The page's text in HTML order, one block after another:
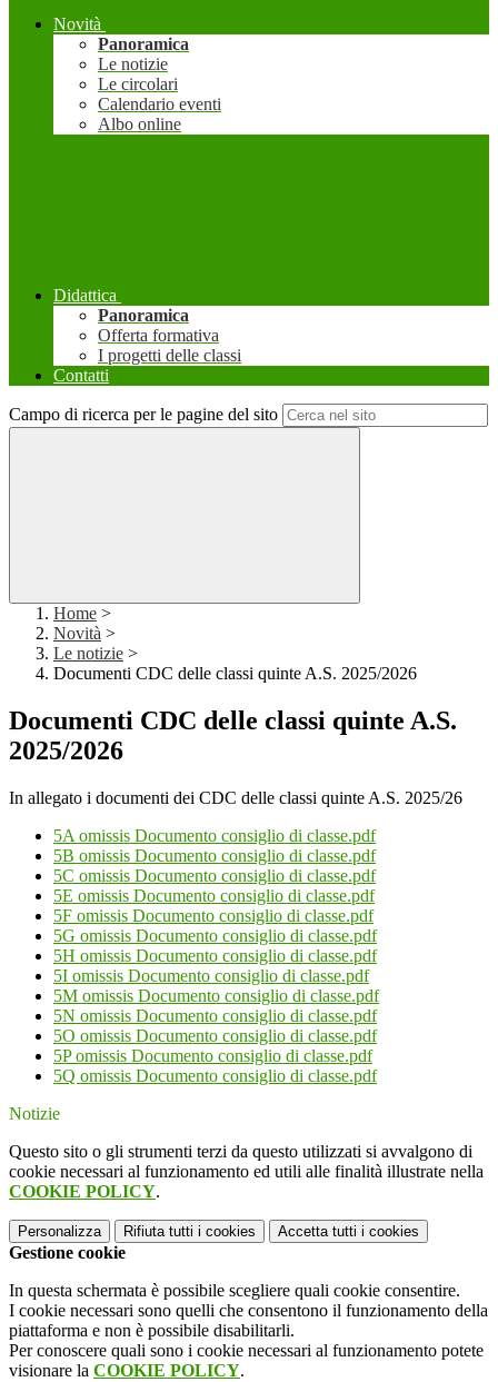
Novità
Panoramica
Le notizie
Le circolari
Calendario eventi
Albo online
Didattica
Panoramica
Offerta formativa
I progetti delle classi
Contatti
Campo di ricerca per le pagine del sito
Home >
Novità >
Le notizie >
Documenti CDC delle classi quinte A.S. 2025/2026
Documenti CDC delle classi quinte A.S.
2025/2026
In allegato i documenti dei CDC delle classi quinte A.S. 2025/26
5A omissis Documento consiglio di classe.pdf
5B omissis Documento consiglio di classe.pdf
5C omissis Documento consiglio di classe.pdf
5E omissis Documento consiglio di classe.pdf
5F omissis Documento consiglio di classe.pdf
5G omissis Documento consiglio di classe.pdf
5H omissis Documento consiglio di classe.pdf
5I omissis Documento consiglio di classe.pdf
5M omissis Documento consiglio di classe.pdf
5N omissis Documento consiglio di classe.pdf
5O omissis Documento consiglio di classe.pdf
5P omissis Documento consiglio di classe.pdf
5Q omissis Documento consiglio di classe.pdf
Notizie
Questo sito o gli strumenti terzi da questo utilizzati si avvalgono di
cookie necessari al funzionamento ed utili alle finalità illustrate nella
COOKIE POLICY.
Personalizza Rifiuta tutti i cookies Accetta tutti i cookies
Gestione cookie
In questa schermata è possibile scegliere quali cookie consentire.
I cookie necessari sono quelli che consentono il funzionamento della
piattaforma e non è possibile disabilitarli.
Per conoscere quali sono i cookie necessari al funzionamento potete
visionare la COOKIE POLICY.